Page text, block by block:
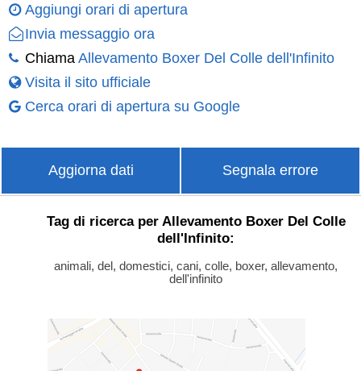
Aggiungi orari di apertura
Invia messaggio ora
Chiama Allevamento Boxer Del Colle dell'Infinito
Visita il sito ufficiale
Cerca orari di apertura su Google
Aggiorna dati Segnala errore
Tag di ricerca per Allevamento Boxer Del Colle
dell'Infinito:
animali, del, domestici, cani, colle, boxer, allevamento,
dell'infinito